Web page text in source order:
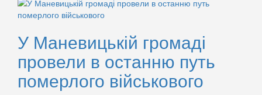
У Маневицькій громаді
провели в останню путь
померлого військового